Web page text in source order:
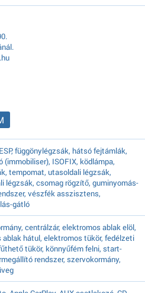
függönylégzsák, hátsó fejtámlák,
(immobiliser), ISOFIX, ködlámpa,
tempomat, utasoldali légzsák,
légzsák, csomag rögzítő, guminyomás-
vészfék asszisztens,
gátló
centrálzár, elektromos ablak elöl,
ablak hátul, elektromos tükör, fedélzeti
tükör, könnyűfém felni, start-
rendszer, szervokormány,